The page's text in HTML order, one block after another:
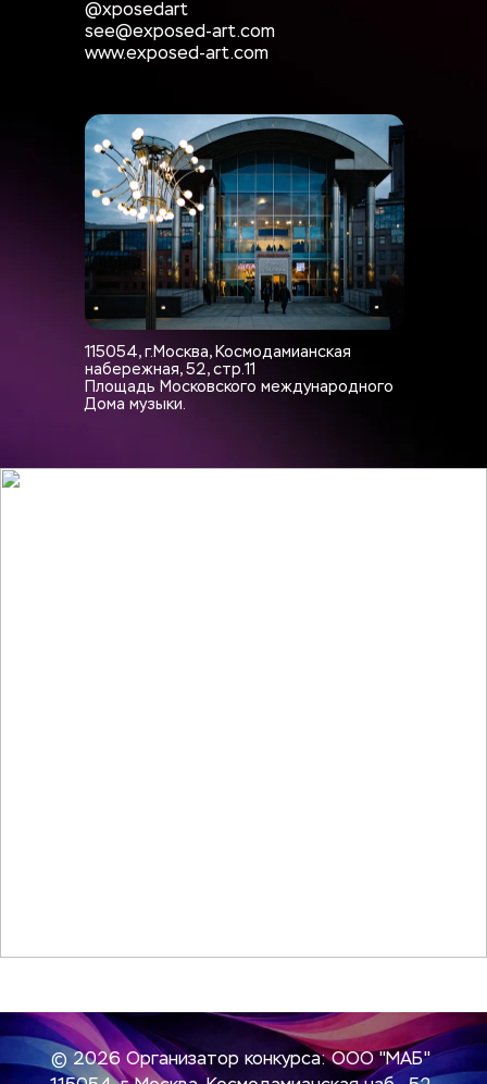
@xposedart
see@exposed-art.com
www.exposed-art.com
115054, г.Москва, Космодамианская
набережная, 52, стр.11
Площадь Московского международного
Дома музыки.
© 2026 Организатор конкурса: ООО "МАБ"